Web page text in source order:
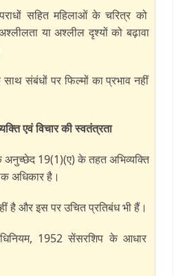
सहित महिलाओं के चरित्र को
या अश्लील दृश्यों को बढ़ावा
साथ संबंधों पर फिल्मों का प्रभाव नहीं
एवं विचार की स्वतंत्रता
अनुच्छेद 19(1)(ए) के तहत अभिव्यक्ति
अधिकार है।
है और इस पर उचित प्रतिबंध भी हैं।
1952 सेंसरशिप के आधार